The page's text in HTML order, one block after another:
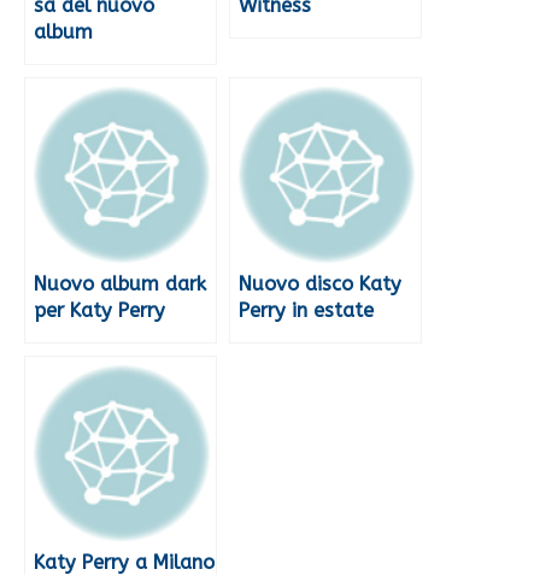
sa del nuovo
album
Witness
Nuovo album dark
per Katy Perry
Nuovo disco Katy
Perry in estate
Katy Perry a Milano